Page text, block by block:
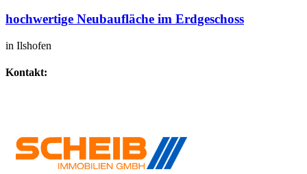
hochwertige Neubaufläche im Erdgeschoss
in Ilshofen
Kontakt: